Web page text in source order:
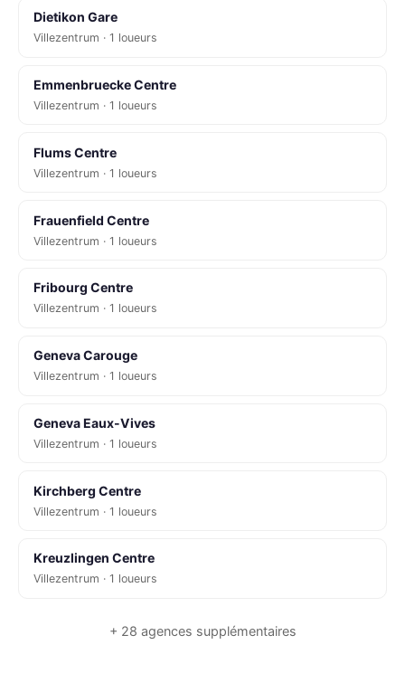
Dietikon Gare
Villezentrum · 1 loueurs
Emmenbruecke Centre
Villezentrum · 1 loueurs
Flums Centre
Villezentrum · 1 loueurs
Frauenfield Centre
Villezentrum · 1 loueurs
Fribourg Centre
Villezentrum · 1 loueurs
Geneva Carouge
Villezentrum · 1 loueurs
Geneva Eaux-Vives
Villezentrum · 1 loueurs
Kirchberg Centre
Villezentrum · 1 loueurs
Kreuzlingen Centre
Villezentrum · 1 loueurs
+ 28 agences supplémentaires